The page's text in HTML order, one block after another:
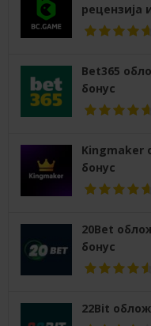
рецензија
Bet365
бонус
Kingmaker
бонус
20Bet
бонус
22Bit